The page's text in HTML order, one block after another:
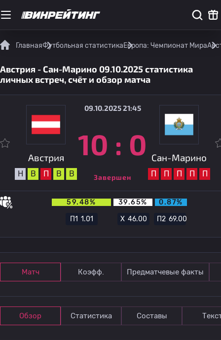
ГлавнаяФутбольная статистикаЕвропа: Чемпионат Мира
Австрия - Сан-Марино 09.10.2025 статистика
личных встреч, счёт и обзор матча
Австрия
Н В П В В
09.10.2025 21:45
10 : 0
Завершен
Сан-Марино
П П П П П
59.48% 39.65%
0.87%
П11.01 Х 46.00 П269.00
Матч Коэфф. Предматчевые факты
Обзор Статистика Составы